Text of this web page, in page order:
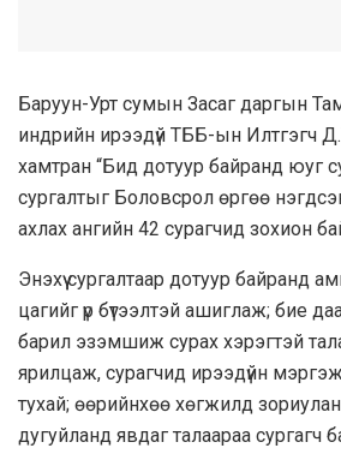
Баруун-Урт сумын Засаг даргын
индрийн ирээдүй ТББ-ын Илтгэгч
хамтран “Бид дотуур байранд юуг
сургалтыг Боловсрол өргөө
ахлах ангийн 42 сурагчид зохион
Энэхүү сургалтаар дотуур байранд
цагийг үр бүтээлтэй ашиглаж; бие
барил эзэмшиж сурах хэрэгтэй
ярилцаж, сурагчид ирээдүйн
тухай; өөрийнхөө хөгжилд
дугуйланд явдаг талаараа сургагч